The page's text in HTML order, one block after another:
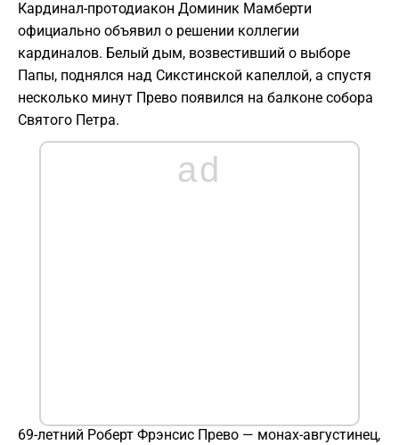
Кардинал-протодиакон Доминик Мамберти
официально объявил о решении коллегии
кардиналов. Белый дым, возвестивший о выборе
Папы, поднялся над Сикстинской капеллой, а спустя
несколько минут Прево появился на балконе собора
Святого Петра.
ad
69-летний Роберт Фрэнсис Прево — монах-августинец,